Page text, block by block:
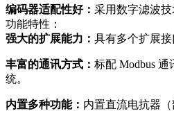
编码器适配性好： 采用数字滤波
功能特性：
强大的扩展能力： 具有多个扩展
丰富的通讯方式： 标配 Modbus 通
统。
内置多种功能： 内置直流电抗器